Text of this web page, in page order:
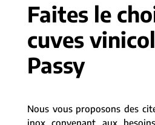
Faites le
cuves
Passy
Nous vous proposons des
inox convenant aux